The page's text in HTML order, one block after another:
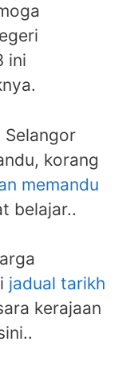
ini
korang
memandu
belajar..
jadual tarikh
kerajaan